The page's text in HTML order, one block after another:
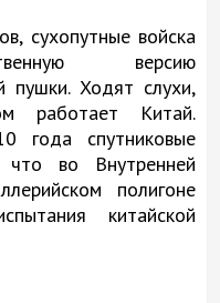
сухопутные войска
версию
пушки. Ходят слухи,
работает Китай.
года спутниковые
во Внутренней
полигоне
китайской